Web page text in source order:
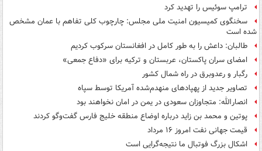
ترامپ سوئیس را تهدید کرد
سخنگوی کمیسیون امنیت ملی مجلس: چارچوب کلی تفاهم با عمان مشخص
شده است
طالبان: داعش را به طور کامل در افغانستان سرکوب کردیم
امضای سران پاکستان، عربستان و ترکیه برای «دفاع جمعی»
رگبار و رعدوبرق در راه شمال کشور
تصاویر جدید از پهپادهای منهدم‌شده آمریکا توسط سپاه
انصارالله: متجاوزان سعودی در یمن در امان نخواهند بود
پوتین و محمد بن زاید درباره اوضاع منطقه خلیج فارس گفت‌وگو کردند
قیمت جهانی نفت امروز ۱۶ مرداد
اشکال بزرگ فوتبال ما نتیجه‌گرایی است